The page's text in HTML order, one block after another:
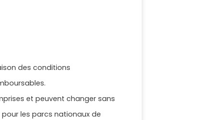
des conditions
et peuvent changer sans
les parcs nationaux de